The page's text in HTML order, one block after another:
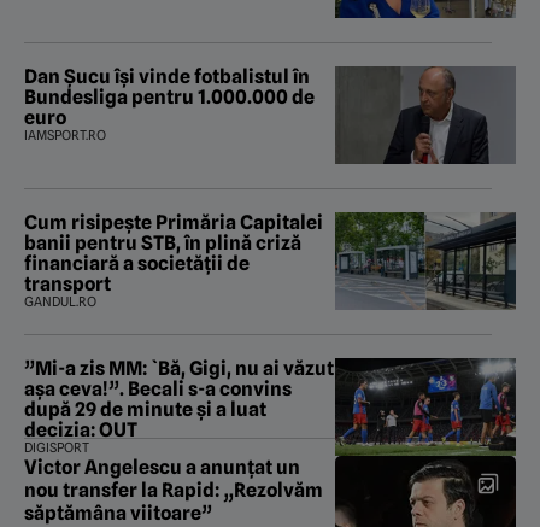
Dan Șucu își vinde fotbalistul în
Bundesliga pentru 1.000.000 de
euro
IAMSPORT.RO
Cum risipește Primăria Capitalei
banii pentru STB, în plină criză
financiară a societății de
transport
GANDUL.RO
”Mi-a zis MM: `Bă, Gigi, nu ai văzut
așa ceva!”. Becali s-a convins
după 29 de minute și a luat
decizia: OUT
DIGISPORT
Victor Angelescu a anunțat un
nou transfer la Rapid: „Rezolvăm
săptămâna viitoare”